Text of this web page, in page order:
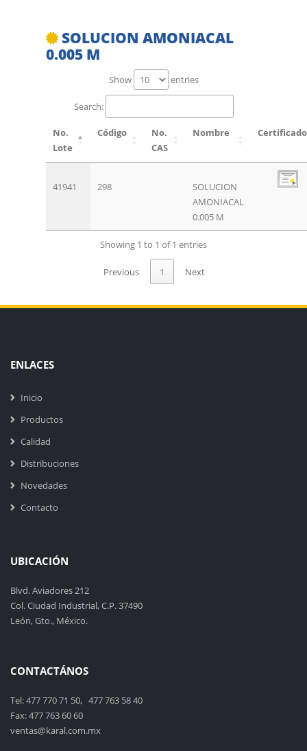
SOLUCION AMONIACAL
0.005 M
Show entries
Search:
No.
Lote
Código
No.
CAS
Nombre Certificado
41941 298
SOLUCION
AMONIACAL
0.005 M
Showing 1 to 1 of 1 entries
Previous 1 Next
ENLACES
Inicio
Productos
Calidad
Distribuciones
Novedades
Contacto
UBICACIÓN
Blvd. Aviadores 212
Col. Ciudad Industrial, C.P. 37490
León, Gto., México.
CONTACTÁNOS
Tel: 477 770 71 50, 477 763 58 40
Fax: 477 763 60 60
ventas@karal.com.mx